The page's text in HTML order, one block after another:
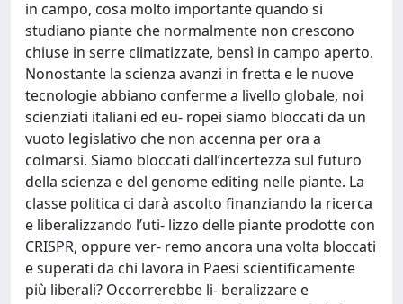
in campo, cosa molto importante quando si
studiano piante che normalmente non crescono
chiuse in serre climatizzate, bensì in campo aperto.
Nonostante la scienza avanzi in fretta e le nuove
tecnologie abbiano conferme a livello globale, noi
scienziati italiani ed eu- ropei siamo bloccati da un
vuoto legislativo che non accenna per ora a
colmarsi. Siamo bloccati dall’incertezza sul futuro
della scienza e del genome editing nelle piante. La
classe politica ci darà ascolto finanziando la ricerca
e liberalizzando l’uti- lizzo delle piante prodotte con
CRISPR, oppure ver- remo ancora una volta bloccati
e superati da chi lavora in Paesi scientificamente
più liberali? Occorrerebbe li- beralizzare e